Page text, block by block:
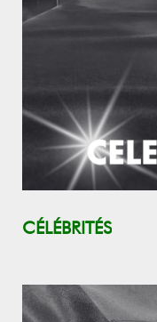
CÉLÉBRITÉS